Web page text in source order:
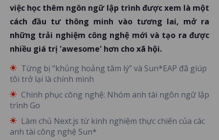
việc học thêm ngôn ngữ lập trình được xem là một
cách đầu tư thông minh vào tương lai, mở ra
những trải nghiệm công nghệ mới và tạo ra được
nhiều giá trị 'awesome' hơn cho xã hội.
Từng bị “khủng hoảng tâm lý” và Sun*EAP đã giúp
tôi trở lại là chính mình
Chinh phục công nghệ: Nhóm anh tài ngôn ngữ lập
trình Go
Làm chủ Next.js từ kinh nghiệm thực chiến của các
anh tài công nghệ Sun*